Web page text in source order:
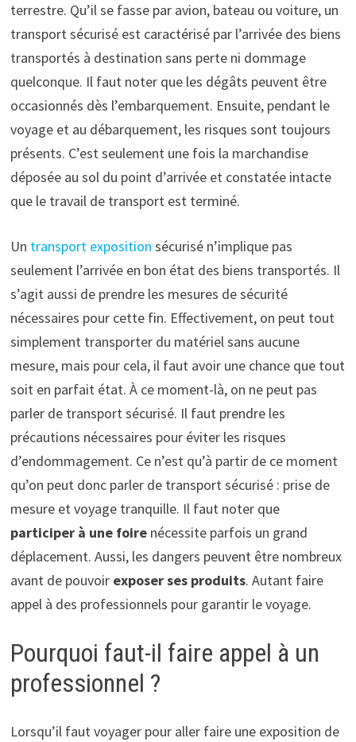
terrestre. Qu’il se fasse par avion, bateau ou voiture, un
transport sécurisé est caractérisé par l’arrivée des biens
transportés à destination sans perte ni dommage
quelconque. Il faut noter que les dégâts peuvent être
occasionnés dès l’embarquement. Ensuite, pendant le
voyage et au débarquement, les risques sont toujours
présents. C’est seulement une fois la marchandise
déposée au sol du point d’arrivée et constatée intacte
que le travail de transport est terminé.
Un transport exposition sécurisé n’implique pas
seulement l’arrivée en bon état des biens transportés. Il
s’agit aussi de prendre les mesures de sécurité
nécessaires pour cette fin. Effectivement, on peut tout
simplement transporter du matériel sans aucune
mesure, mais pour cela, il faut avoir une chance que tout
soit en parfait état. À ce moment-là, on ne peut pas
parler de transport sécurisé. Il faut prendre les
précautions nécessaires pour éviter les risques
d’endommagement. Ce n’est qu’à partir de ce moment
qu’on peut donc parler de transport sécurisé : prise de
mesure et voyage tranquille. Il faut noter que
participer à une foirenécessite parfois un grand
déplacement. Aussi, les dangers peuvent être nombreux
avant de pouvoir exposer ses produits. Autant faire
appel à des professionnels pour garantir le voyage.
Pourquoi faut-il faire appel à un
professionnel ?
Lorsqu’il faut voyager pour aller faire une exposition de